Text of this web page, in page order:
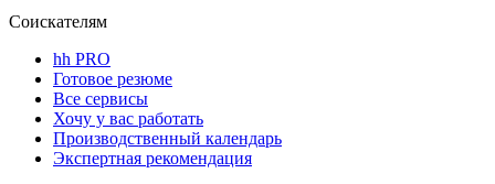
Соискателям
hh PRO
Готовое резюме
Все сервисы
Хочу у вас работать
Производственный календарь
Экспертная рекомендация